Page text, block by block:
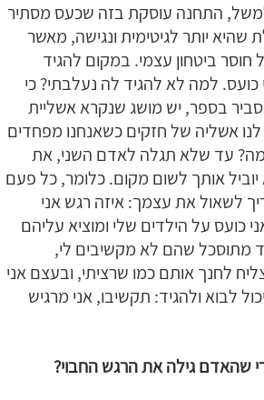
התחנה עוסקת בזה שכעס מסתיר
שהיא יותר לגיטימית ונגישה, מאשר
חוסר ביטחון עצמי. במקום להגיד
למה לא להגיד לה נעלבתי? כי
בספר, יש מושג שנקרא אשליית
אשליה של חזקים כשאנחנו מפחדים
עד שלא תגלה לאדם השני, את
אותך לשום מקום. כלומר, כל פעם
לשאול את עצמך: איזה רגש אני
כועס על הילדים שלי ומוציא עליהם
מתוסכל שהם לא מקשיבים לי,
לחנך אותם כמו שרציתי, ובעצם אני
לבוא ולהגיד: תקשיבו, אני מרגיש
שהאדם גילה את הרגש החבוי?